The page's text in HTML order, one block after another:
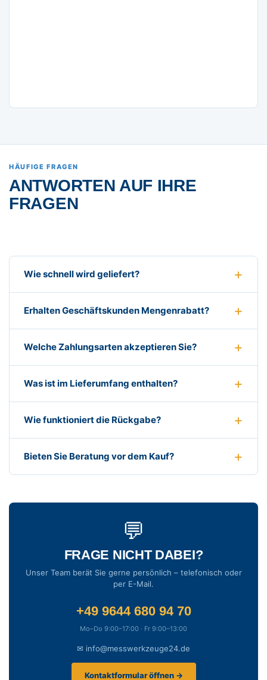
HÄUFIGE FRAGEN
ANTWORTEN AUF IHRE
FRAGEN
Wie schnell wird geliefert?
Erhalten Geschäftskunden Mengenrabatt?
Welche Zahlungsarten akzeptieren Sie?
Was ist im Lieferumfang enthalten?
Wie funktioniert die Rückgabe?
Bieten Sie Beratung vor dem Kauf?
💬
FRAGE NICHT DABEI?
Unser Team berät Sie gerne persönlich – telefonisch oder
per E-Mail.
+49 9644 680 94 70
Mo–Do 9:00–17:00 · Fr 9:00–13:00
✉ info@messwerkzeuge24.de
Kontaktformular öffnen →